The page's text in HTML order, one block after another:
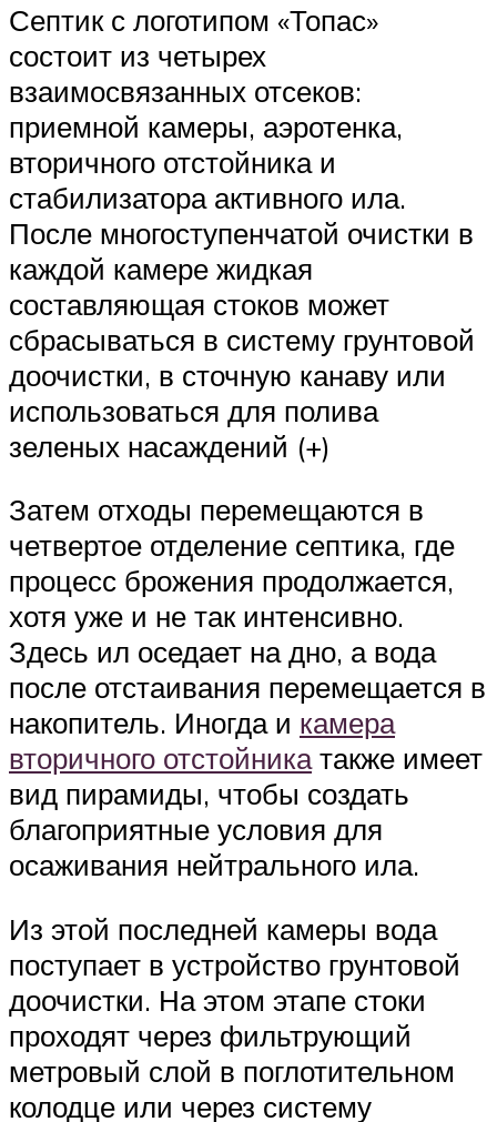
Септик с логотипом «Топас»
состоит из четырех
взаимосвязанных отсеков:
приемной камеры, аэротенка,
вторичного отстойника и
стабилизатора активного ила.
После многоступенчатой очистки в
каждой камере жидкая
составляющая стоков может
сбрасываться в систему грунтовой
доочистки, в сточную канаву или
использоваться для полива
зеленых насаждений (+)
Затем отходы перемещаются в
четвертое отделение септика, где
процесс брожения продолжается,
хотя уже и не так интенсивно.
Здесь ил оседает на дно, а вода
после отстаивания перемещается в
накопитель. Иногда и камера
вторичного отстойникатакже имеет
вид пирамиды, чтобы создать
благоприятные условия для
осаживания нейтрального ила.
Из этой последней камеры вода
поступает в устройство грунтовой
доочистки. На этом этапе стоки
проходят через фильтрующий
метровый слой в поглотительном
колодце или через систему